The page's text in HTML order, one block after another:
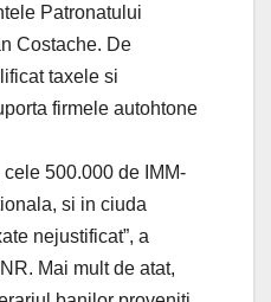
Patronatului
Costache. De
taxele si
firmele autohtone
500.000 de IMM-
si in ciuda
nejustificat”, a
Mai mult de atat,